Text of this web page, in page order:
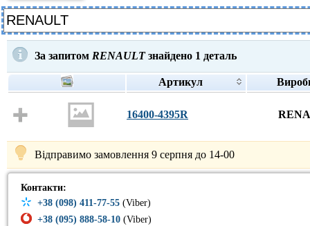
За запитом RENAULTзнайдено 1 деталь
Артикул
16400-4395R
Відправимо замовлення 9 серпня до 14-00
Контакти:
+38 (098) 411-77-55 (Viber)
+38 (095) 888-58-10 (Viber)